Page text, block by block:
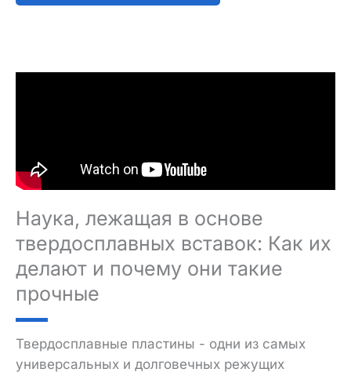
Наука, лежащая в основе
твердосплавных вставок: Как их
делают и почему они такие
прочные
Твердосплавные пластины - одни из самых
универсальных и долговечных режущих